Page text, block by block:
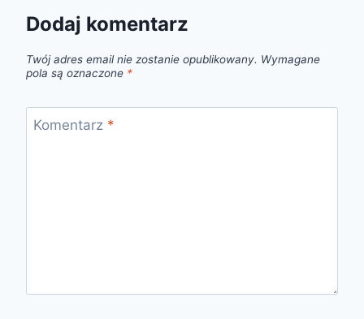
Dodaj komentarz
Twój adres email nie zostanie opublikowany. Wymagane
pola są oznaczone *
Komentarz *